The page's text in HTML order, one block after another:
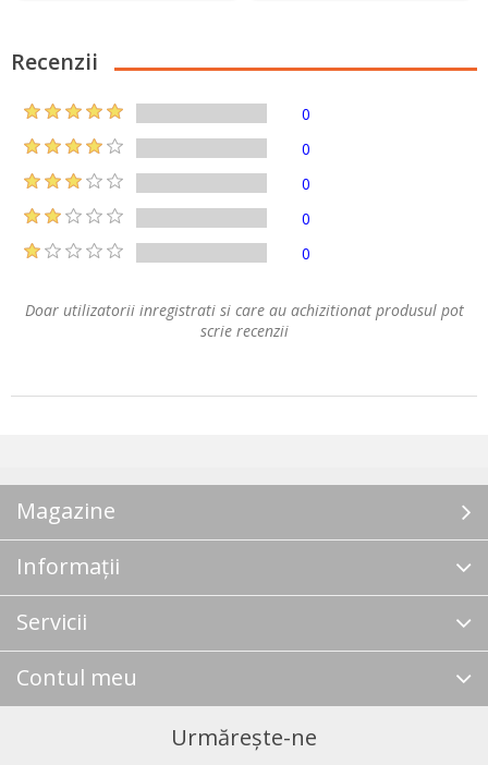
Recenzii
0
0
0
0
0
Doar utilizatorii inregistrati si care au achizitionat produsul pot
scrie recenzii
Magazine
Informații
Servicii
Contul meu
Urmărește-ne